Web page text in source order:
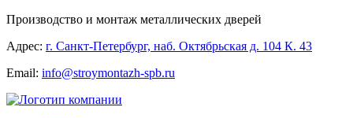
Производство и монтаж металлических дверей
Адрес: г. Санкт-Петербург, наб. Октябрьская д. 104 К. 43
Email: info@stroymontazh-spb.ru